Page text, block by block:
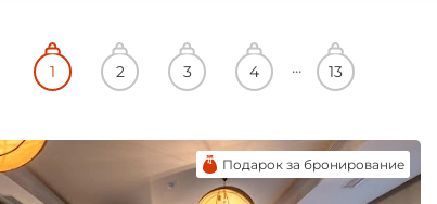
Подарок за бронирование